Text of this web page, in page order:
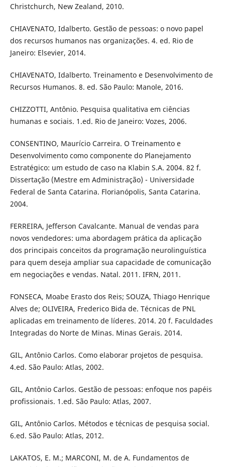
Christchurch, New Zealand, 2010.
CHIAVENATO, Idalberto. Gestão de pessoas: o novo papel
dos recursos humanos nas organizações. 4. ed. Rio de
Janeiro: Elsevier, 2014.
CHIAVENATO, Idalberto. Treinamento e Desenvolvimento de
Recursos Humanos. 8. ed. São Paulo: Manole, 2016.
CHIZZOTTI, Antônio. Pesquisa qualitativa em ciências
humanas e sociais. 1.ed. Rio de Janeiro: Vozes, 2006.
CONSENTINO, Maurício Carreira. O Treinamento e
Desenvolvimento como componente do Planejamento
Estratégico: um estudo de caso na Klabin S.A. 2004. 82 f.
Dissertação (Mestre em Administração) - Universidade
Federal de Santa Catarina. Florianópolis, Santa Catarina.
2004.
FERREIRA, Jefferson Cavalcante. Manual de vendas para
novos vendedores: uma abordagem prática da aplicação
dos principais conceitos da programação neurolinguística
para quem deseja ampliar sua capacidade de comunicação
em negociações e vendas. Natal. 2011. IFRN, 2011.
FONSECA, Moabe Erasto dos Reis; SOUZA, Thiago Henrique
Alves de; OLIVEIRA, Frederico Bida de. Técnicas de PNL
aplicadas em treinamento de líderes. 2014. 20 f. Faculdades
Integradas do Norte de Minas. Minas Gerais. 2014.
GIL, Antônio Carlos. Como elaborar projetos de pesquisa.
4.ed. São Paulo: Atlas, 2002.
GIL, Antônio Carlos. Gestão de pessoas: enfoque nos papéis
profissionais. 1.ed. São Paulo: Atlas, 2007.
GIL, Antônio Carlos. Métodos e técnicas de pesquisa social.
6.ed. São Paulo: Atlas, 2012.
LAKATOS, E. M.; MARCONI, M. de A. Fundamentos de